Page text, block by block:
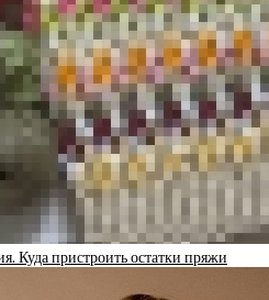
Куда пристроить остатки пряжи